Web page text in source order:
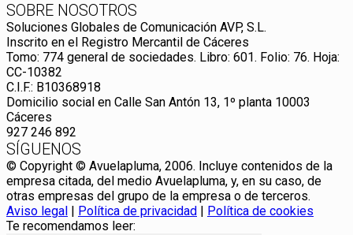
SOBRE NOSOTROS
Soluciones Globales de Comunicación AVP, S.L.
Inscrito en el Registro Mercantil de Cáceres
Tomo: 774 general de sociedades. Libro: 601. Folio: 76. Hoja:
CC-10382
C.I.F.: B10368918
Domicilio social en Calle San Antón 13, 1º planta 10003
Cáceres
927 246 892
SÍGUENOS
© Copyright © Avuelapluma, 2006. Incluye contenidos de la
empresa citada, del medio Avuelapluma, y, en su caso, de
otras empresas del grupo de la empresa o de terceros.
Aviso legal
Política de privacidad
Política de cookies
Te recomendamos leer: